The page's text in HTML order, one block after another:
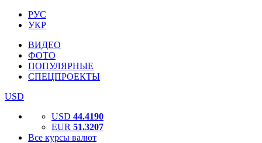
РУС
УКР
ВИДЕО
ФОТО
ПОПУЛЯРНЫЕ
СПЕЦПРОЕКТЫ
USD
USD 44.4190
EUR 51.3207
Все курсы валют